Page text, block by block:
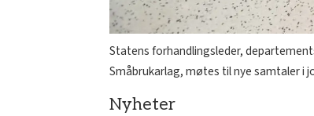
Statens forhandlingsleder,
Småbrukarlag, møtes til nye samtaler i
Nyheter